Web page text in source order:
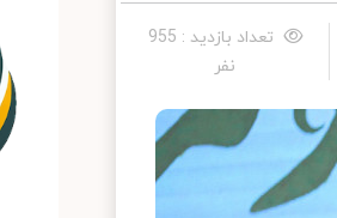
تعداد بازدید : 955
نفر